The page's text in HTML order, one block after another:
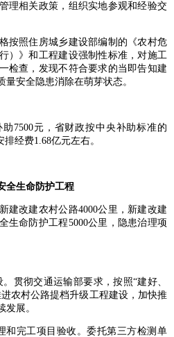
理相关政策，组织实地参观和经验交
照住房城乡建设部编制的《农村危
）》和工程建设强制性标准，对施工
检查，发现不符合要求的当即告知建
安全隐患消除在萌芽状态。
7500元，省财政按中央补助标准的
经费1.68亿元左右。
全生命防护工程
改建农村公路4000公里，新建改建
生命防护工程5000公里，隐患治理项
彻交通运输部要求，按照“建好、
农村公路提档升级工程建设，加快推
展。
完工项目验收。委托第三方检测单